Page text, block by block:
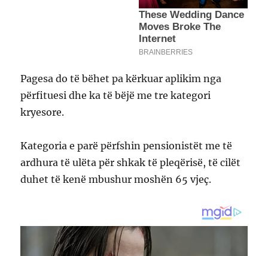
Pagesa do të bëhet pa kërkuar aplikim nga
përfituesi dhe ka të bëjë me tre kategori
kryesore.
Kategoria e parë përfshin pensionistët me të
ardhura të ulëta për shkak të pleqërisë, të cilët
duhet të kenë mbushur moshën 65 vjeç.